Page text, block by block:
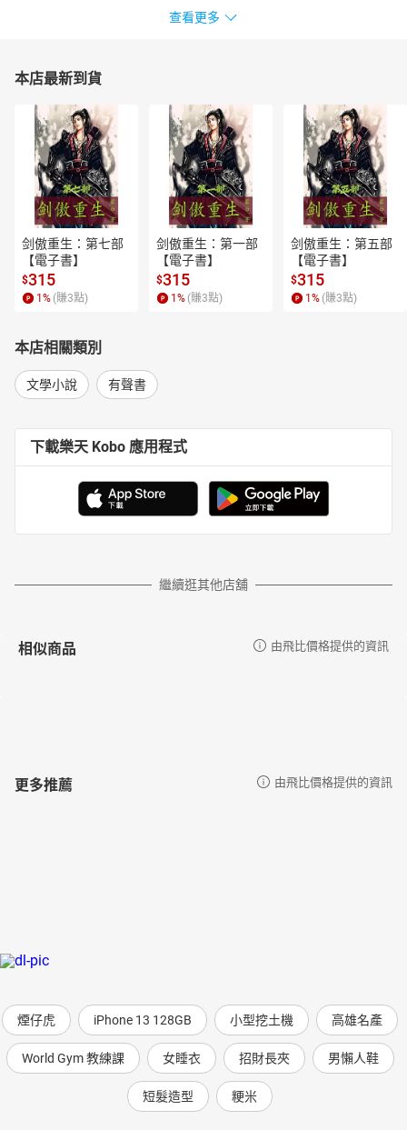
查看更多
本店最新到貨
剑傲重生：第七部
【電子書】
$315
1 % (賺3點)
剑傲重生：第一部
【電子書】
$315
1 % (賺3點)
剑傲重生：第五部
【電子書】
$315
1 % (賺3點)
本店相關類別
文學小說 有聲書
下載樂天 Kobo 應用程式
繼續逛其他店舖
相似商品 由飛比價格提供的資訊
更多推薦 由飛比價格提供的資訊
煙仔虎 iPhone 13 128GB 小型挖土機 高雄名產
World Gym 教練課 女睡衣 招財長夾 男懶人鞋
短髮造型 粳米